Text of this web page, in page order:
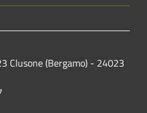
Clusone (Bergamo) - 24023